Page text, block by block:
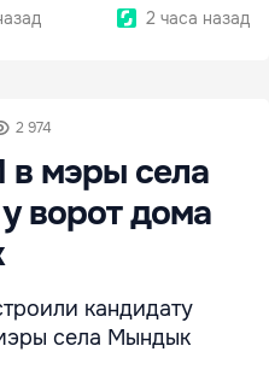
2 часа назад
2 974
мэры села
ворот дома
кандидату
села Мындык